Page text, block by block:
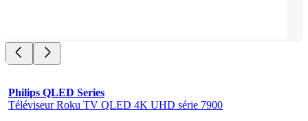
Philips QLED Series
Téléviseur Roku TV QLED 4K UHD série 7900